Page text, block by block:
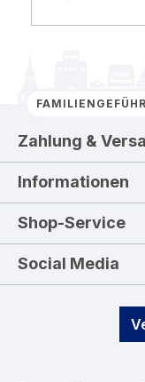
Zahlung &
Informationen
Shop-Service
Social Media